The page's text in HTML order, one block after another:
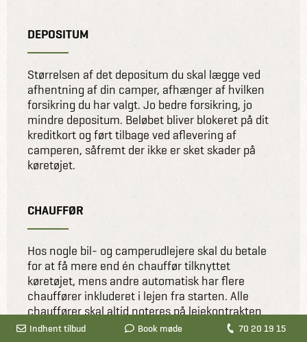
Indhent tilbud Book møde 70 20 19 15
DEPOSITUM
Størrelsen af det depositum du skal lægge ved
afhentning af din camper, afhænger af hvilken
forsikring du har valgt. Jo bedre forsikring, jo
mindre depositum. Beløbet bliver blokeret på dit
kreditkort og ført tilbage ved aflevering af
camperen, såfremt der ikke er sket skader på
køretøjet.
CHAUFFØR
Hos nogle bil- og camperudlejere skal du betale
for at få mere end én chauffør tilknyttet
køretøjet, mens andre automatisk har flere
chauffører inkluderet i lejen fra starten. Alle
chauffører skal altid noteres på lejekontrakten
ved afhentning af bilen og 'hovedchaufføren' skal